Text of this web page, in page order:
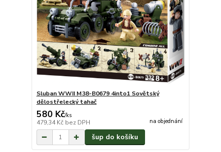
Sluban WWII M38-B0679 4into1 Sovětský
dělostřelecký tahač
580 Kč/ks
479,34 Kč bez DPH na objednání
šup do košíku